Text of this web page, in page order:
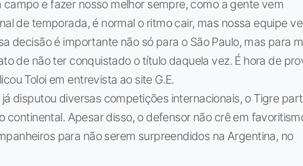
campo e fazer nosso melhor sempre, como a gente vem
de temporada, é normal o ritmo cair, mas nossa equipe
decisão é importante não só para o São Paulo, mas para
de não ter conquistado o título daquela vez. É hora de
Toloi em entrevista ao site G.E.
já disputou diversas competições internacionais, o Tigre
continental. Apesar disso, o defensor não crê em
para não serem surpreendidos na Argentina, no